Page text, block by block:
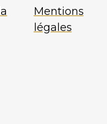
Mentions
légales